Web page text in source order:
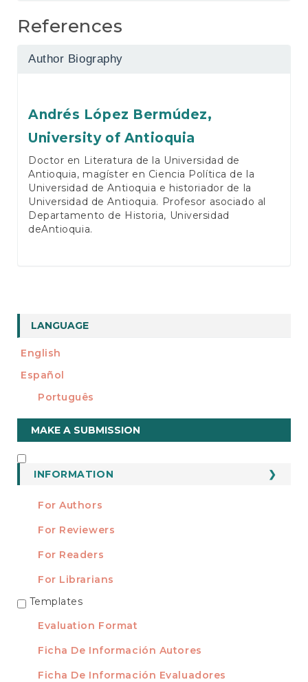
References
Author Biography
Andrés López Bermúdez,
University of Antioquia
Doctor en Literatura de la Universidad de
Antioquia, magíster en Ciencia Política de la
Universidad de Antioquia e historiador de la
Universidad de Antioquia. Profesor asociado al
Departamento de Historia, Universidad
deAntioquia.
LANGUAGE
English
Español
Português
Make
a
Submission
MAKE A SUBMISSION
INFORMATION
For Authors
For Reviewers
For Readers
For Librarians
TEMPLATES
Templates
Evaluation Format
Ficha De Información Autores
Ficha De Información Evaluadores